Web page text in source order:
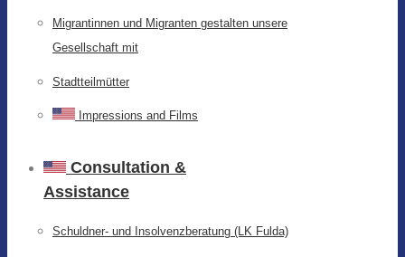
Migrantinnen und Migranten gestalten unsere
Gesellschaft mit
Stadtteilmütter
Impressions and Films
Consultation &
Assistance
Schuldner- und Insolvenzberatung (LK Fulda)